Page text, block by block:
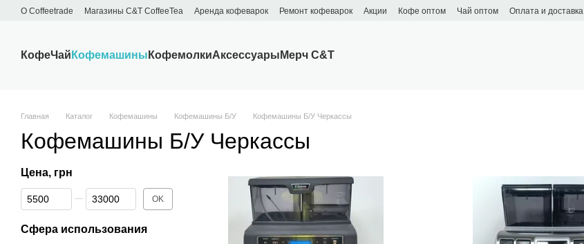
Перейти к основному контенту
О Сoffeetrade Магазины C&T CoffeeTea Аренда кофеварок Ремонт кофеварок Акции Кофе оптом Чай оптом Оплата и доставка
КофеЧай Кофемашины КофемолкиАксессуары Мерч C&T
Главная Каталог Кофемашины Кофемашины Б/У Кофемашины Б/У Черкассы
Кофемашины Б/У Черкассы
Цена, грн
От Цена, грн
До Цена, грн OK
Сфера использования